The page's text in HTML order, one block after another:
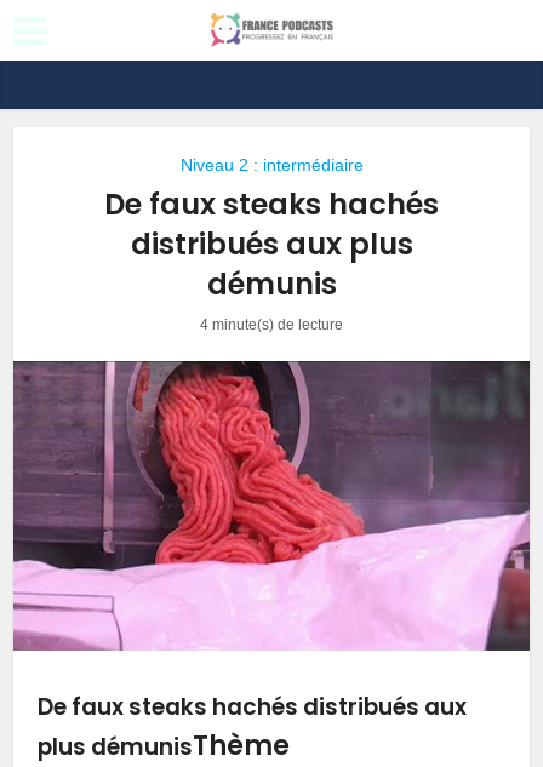
Niveau 2 : intermédiaire
De faux steaks hachés
distribués aux plus
démunis
4 minute(s) de lecture
De faux steaks hachés distribués aux
plus démunisThème